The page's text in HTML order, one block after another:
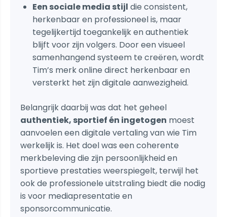
Een sociale media stijl die consistent,
herkenbaar en professioneel is, maar
tegelijkertijd toegankelijk en authentiek
blijft voor zijn volgers. Door een visueel
samenhangend systeem te creëren, wordt
Tim’s merk online direct herkenbaar en
versterkt het zijn digitale aanwezigheid.
Belangrijk daarbij was dat het geheel
authentiek, sportief én ingetogen moest
aanvoelen een digitale vertaling van wie Tim
werkelijk is. Het doel was een coherente
merkbeleving die zijn persoonlijkheid en
sportieve prestaties weerspiegelt, terwijl het
ook de professionele uitstraling biedt die nodig
is voor mediapresentatie en
sponsorcommunicatie.